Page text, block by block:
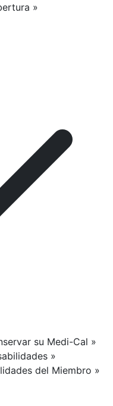
»
su Medi-Cal »
»
del Miembro »